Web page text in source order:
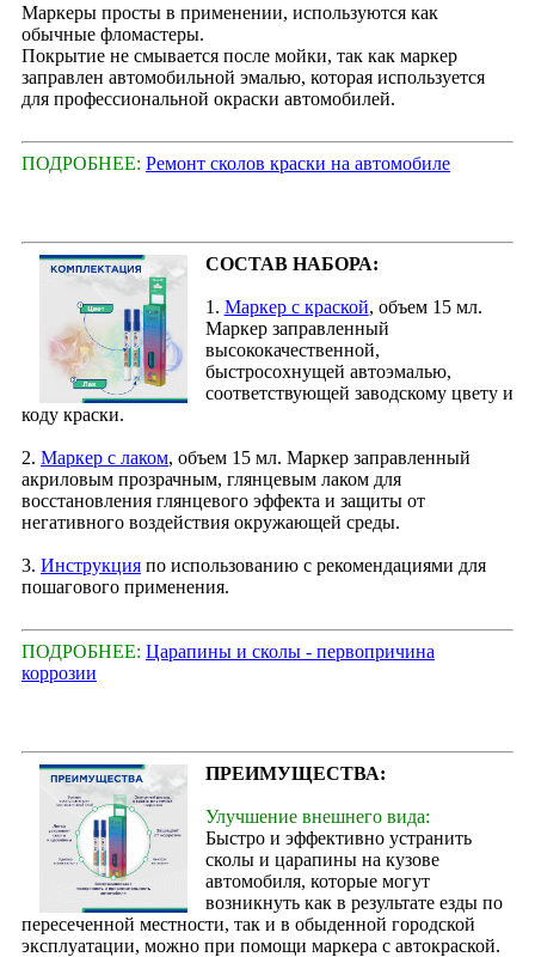
Маркеры просты в применении, используются как
обычные фломастеры.
Покрытие не смывается после мойки, так как маркер
заправлен автомобильной эмалью, которая используется
для профессиональной окраски автомобилей.
ПОДРОБНЕЕ: Ремонт сколов краски на автомобиле
СОСТАВ НАБОРА:
1. Маркер с краской, объем 15 мл.
Маркер заправленный
высококачественной,
быстросохнущей автоэмалью,
соответствующей заводскому цвету и
коду краски.
2. Маркер с лаком, объем 15 мл. Маркер заправленный
акриловым прозрачным, глянцевым лаком для
восстановления глянцевого эффекта и защиты от
негативного воздействия окружающей среды.
3. Инструкция по использованию с рекомендациями для
пошагового применения.
ПОДРОБНЕЕ: Царапины и сколы - первопричина
коррозии
ПРЕИМУЩЕСТВА:
Улучшение внешнего вида:
Быстро и эффективно устранить
сколы и царапины на кузове
автомобиля, которые могут
возникнуть как в результате езды по
пересеченной местности, так и в обыденной городской
эксплуатации, можно при помощи маркера с автокраской.